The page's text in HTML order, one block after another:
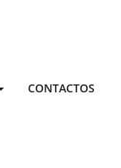
CONTACTOS